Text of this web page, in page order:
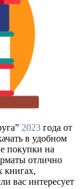
2023 года от
в удобном
покупки на
отлично
книгах,
вас интересует